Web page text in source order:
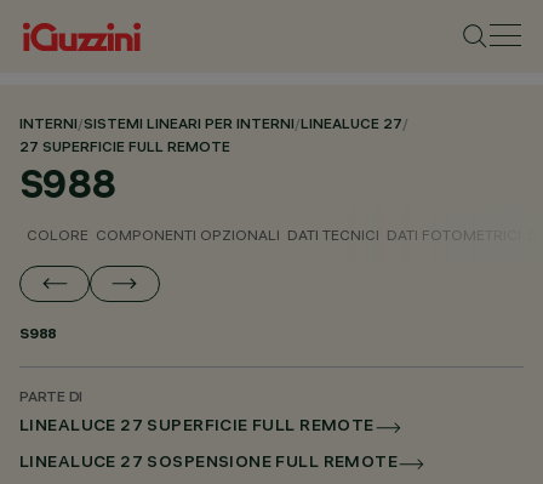
INTERNI/SISTEMI LINEARI PER INTERNI/LINEALUCE 27/
27 SUPERFICIE FULL REMOTE
S988
COLORE COMPONENTI OPZIONALI DATI TECNICI DATI FOTOMETRICI
S988
PARTE DI
LINEALUCE 27 SUPERFICIE FULL REMOTE
LINEALUCE 27 SOSPENSIONE FULL REMOTE